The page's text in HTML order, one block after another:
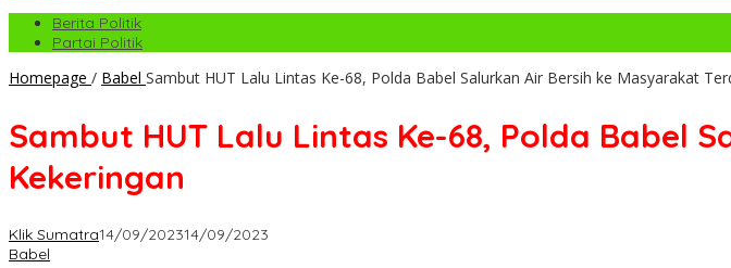
Berita Politik
Partai Politik
Homepage / Babel Sambut HUT Lalu Lintas Ke-68, Polda Babel Salurkan Air Bersih ke Masyarakat
Sambut HUT Lalu Lintas Ke-68, Polda Babel
Kekeringan
Klik Sumatra14/09/202314/09/2023
Babel